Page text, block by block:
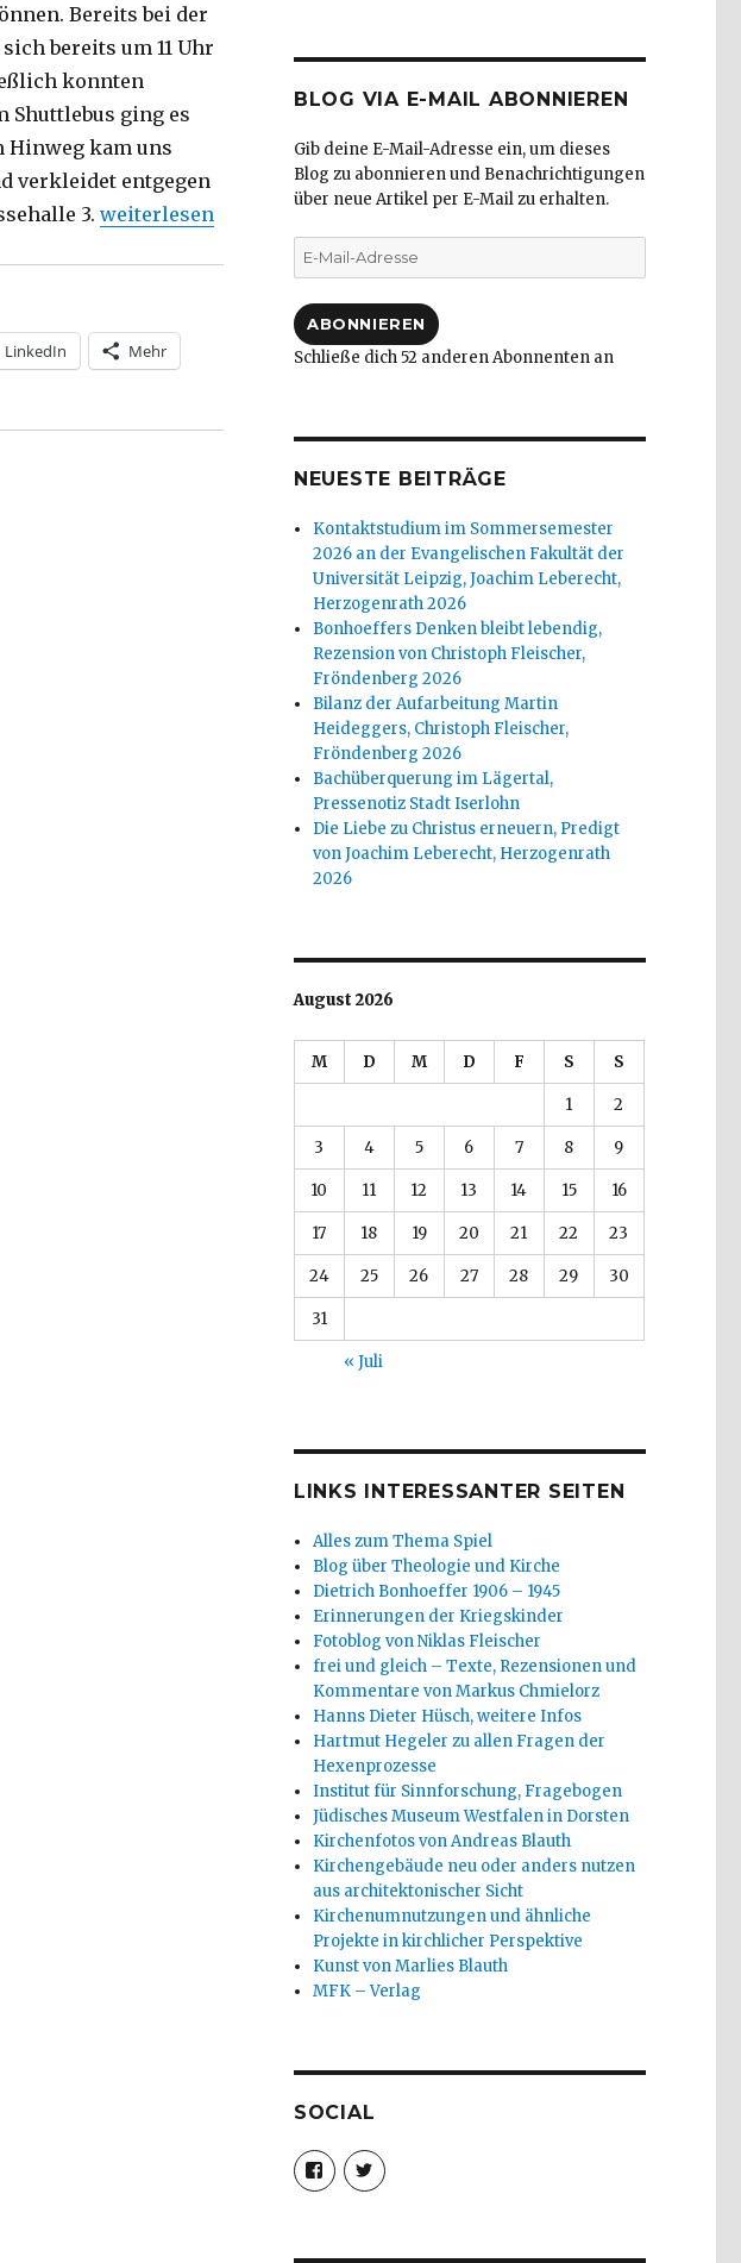
Bereits bei der
bereits um 11 Uhr
konnten
Shuttlebus ging es
Hinweg kam uns
verkleidet entgegen
3. „Bericht von der Frankfurter Buchmesse 2016 (19.10.2016 –
weiterlesen
LinkedIn Mehr
BLOG VIA E-MAIL ABONNIEREN
Gib deine E-Mail-Adresse ein, um dieses
Blog zu abonnieren und Benachrichtigungen
über neue Artikel per E-Mail zu erhalten.
E-
Mail-
ABONNIEREN
Schließe dich 52 anderen Abonnenten an
NEUESTE BEITRÄGE
Kontaktstudium im Sommersemester
2026 an der Evangelischen Fakultät der
Universität Leipzig, Joachim Leberecht,
Herzogenrath 2026
Bonhoeffers Denken bleibt lebendig,
Rezension von Christoph Fleischer,
Fröndenberg 2026
Bilanz der Aufarbeitung Martin
Heideggers, Christoph Fleischer,
Fröndenberg 2026
Bachüberquerung im Lägertal,
Pressenotiz Stadt Iserlohn
Die Liebe zu Christus erneuern, Predigt
von Joachim Leberecht, Herzogenrath
2026
August 2026
M D M D F S S
1 2
3 4 5 6 7 8 9
10 11 12 13 14 15 16
17 18 19 20 21 22 23
24 25 26 27 28 29 30
31
« Juli
LINKS INTERESSANTER SEITEN
Alles zum Thema Spiel
Blog über Theologie und Kirche
Dietrich Bonhoeffer 1906 – 1945
Erinnerungen der Kriegskinder
Fotoblog von Niklas Fleischer
frei und gleich – Texte, Rezensionen und
Kommentare von Markus Chmielorz
Hanns Dieter Hüsch, weitere Infos
Hartmut Hegeler zu allen Fragen der
Hexenprozesse
Institut für Sinnforschung, Fragebogen
Jüdisches Museum Westfalen in Dorsten
Kirchenfotos von Andreas Blauth
Kirchengebäude neu oder anders nutzen
aus architektonischer Sicht
Kirchenumnutzungen und ähnliche
Projekte in kirchlicher Perspektive
Kunst von Marlies Blauth
MFK – Verlag
SOCIAL
Profil
von
christoph.fleischer1
anzeigen
Profil
von
anzeigen